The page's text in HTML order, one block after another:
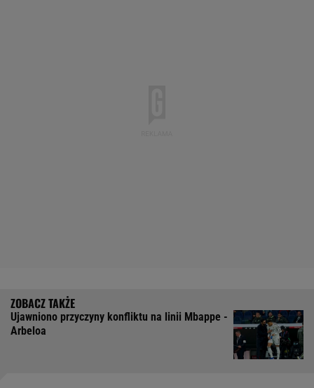
Ujawniono przyczyny konfliktu na linii Mbappe -
Arbeloa